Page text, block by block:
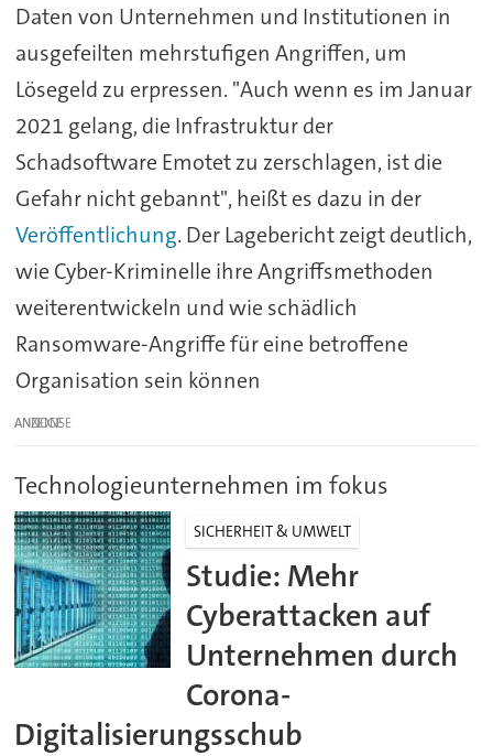
Daten von Unternehmen und Institutionen in
ausgefeilten mehrstufigen Angriffen, um
Lösegeld zu erpressen. "Auch wenn es im Januar
2021 gelang, die Infrastruktur der
Schadsoftware Emotet zu zerschlagen, ist die
Gefahr nicht gebannt", heißt es dazu in der
Veröffentlichung. Der Lagebericht zeigt deutlich,
wie Cyber-Kriminelle ihre Angriffsmethoden
weiterentwickeln und wie schädlich
Ransomware-Angriffe für eine betroffene
Organisation sein können
ANZEIGE
Technologieunternehmen im fokus
SICHERHEIT & UMWELT
Studie: Mehr
Cyberattacken auf
Unternehmen durch
Corona-
Digitalisierungsschub